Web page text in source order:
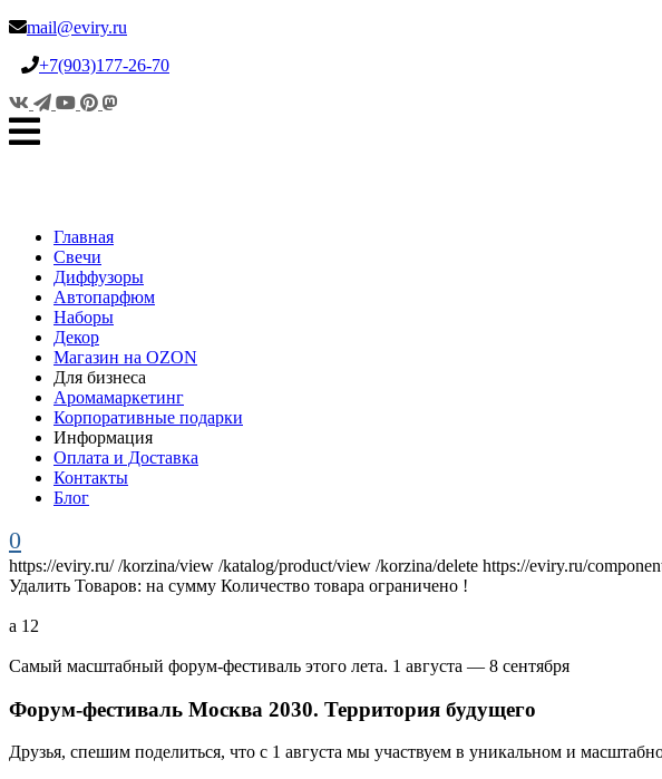
mail@eviry.ru
+7(903)177-26-70
Главная
Свечи
Диффузоры
Автопарфюм
Наборы
Декор
Магазин на OZON
Для бизнеса
Аромамаркетинг
Корпоративные подарки
Информация
Оплата и Доставка
Контакты
Блог
0
https://eviry.ru/ /korzina/view /katalog/product/view /korzina/delete https://eviry.ru/
Удалить Товаров: на сумму Количество товара ограничено !
а 12
Самый масштабный форум⁠-⁠фестиваль этого лета. 1 августа — 8 сентября
Форум⁠-⁠фестиваль Москва 2030. Территория будущего
Друзья, спешим поделиться, что с 1 августа мы участвуем в уникальном и